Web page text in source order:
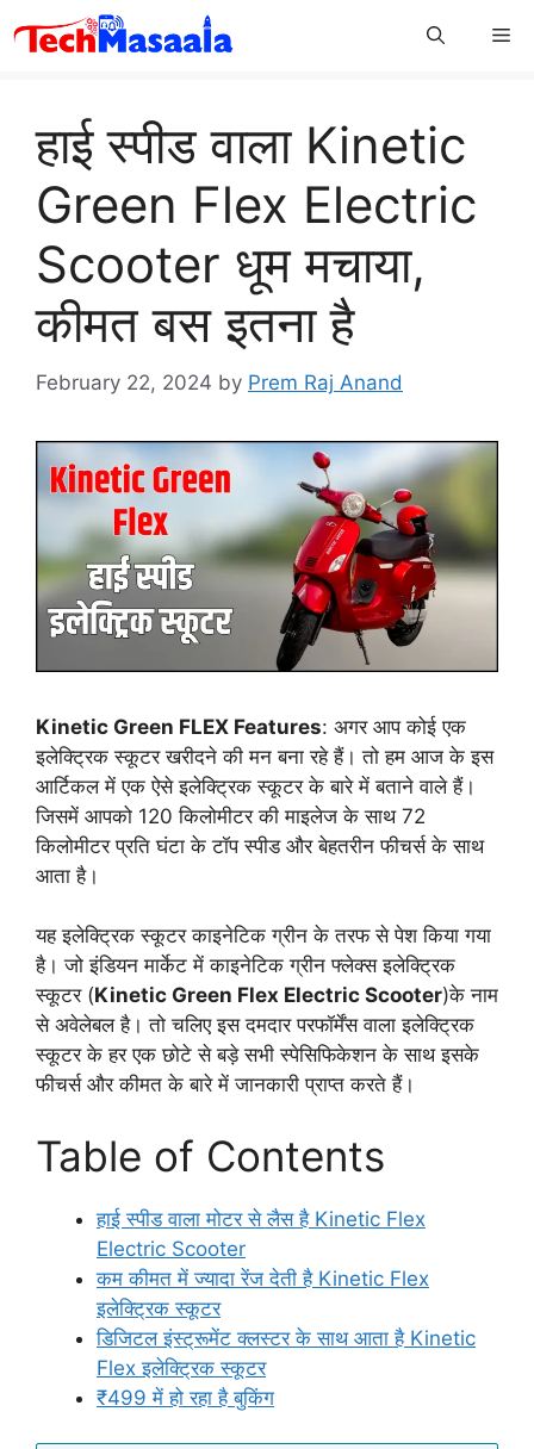
to
हाई स्पीड वाला Kinetic
Green Flex Electric
Scooter धूम मचाया,
कीमत बस इतना है
February 22, 2024 by Prem Raj Anand
Kinetic Green FLEX Features: अगर आप कोई एक
इलेक्ट्रिक स्कूटर खरीदने की मन बना रहे हैं। तो हम आज के इस
आर्टिकल में एक ऐसे इलेक्ट्रिक स्कूटर के बारे में बताने वाले हैं।
जिसमें आपको 120 किलोमीटर की माइलेज के साथ 72
किलोमीटर प्रति घंटा के टॉप स्पीड और बेहतरीन फीचर्स के साथ
आता है।
यह इलेक्ट्रिक स्कूटर काइनेटिक ग्रीन के तरफ से पेश किया गया
है। जो इंडियन मार्केट में काइनेटिक ग्रीन फ्लेक्स इलेक्ट्रिक
स्कूटर (Kinetic Green Flex Electric Scooter)के नाम
से अवेलेबल है। तो चलिए इस दमदार परफॉर्मेंस वाला इलेक्ट्रिक
स्कूटर के हर एक छोटे से बड़े सभी स्पेसिफिकेशन के साथ इसके
फीचर्स और कीमत के बारे में जानकारी प्राप्त करते हैं।
Table of Contents
हाई स्पीड वाला मोटर से लैस है Kinetic Flex
Electric Scooter
कम कीमत में ज्यादा रेंज देती है Kinetic Flex
इलेक्ट्रिक स्कूटर
डिजिटल इंस्ट्रूमेंट क्लस्टर के साथ आता है Kinetic
Flex इलेक्ट्रिक स्कूटर
₹499 में हो रहा है बुकिंग